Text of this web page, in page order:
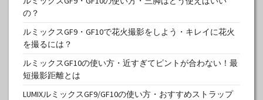
の？
ルミックスGF9・GF10で花火撮影をしよう・キレイに花火
を撮るには？
ルミックスGF10の使い方・近すぎてピントが合わない！最
短撮影距離とは
LUMIXルミックスGF9/GF10の使い方・おすすめストラップ